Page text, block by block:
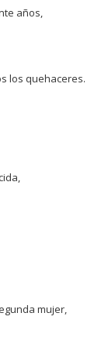
años,
los quehaceres.
mujer,